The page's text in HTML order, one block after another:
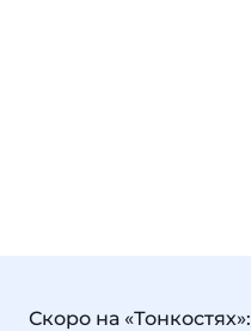
Скоро на «Тонкостях»: